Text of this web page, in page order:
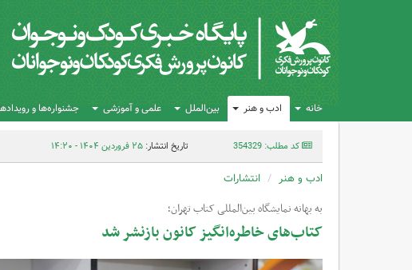
خانه ادب و هنر بین‌الملل علمی و آموزشی جشنواره‌ها و
کد مطلب: 354329 تاریخ انتشار:۲۵ فروردین ۱۴۰۴ - ۱۴:۲۰
ادب و هنر انتشارات
به بهانه نمایشگاه بین‌المللی کتاب تهران؛
کتاب‌های خاطره‌انگیز کانون بازنشر شد